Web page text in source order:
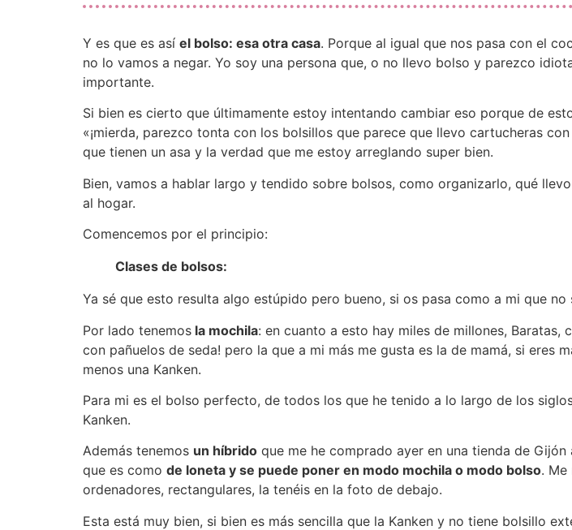
Y es que es así el bolso: esa otra casa. Porque al igual que nos pasa con el
no lo vamos a negar. Yo soy una persona que, o no llevo bolso y parezco
importante.
Si bien es cierto que últimamente estoy intentando cambiar eso porque de
«¡mierda, parezco tonta con los bolsillos que parece que llevo cartucheras
que tienen un asa y la verdad que me estoy arreglando super bien.
Bien, vamos a hablar largo y tendido sobre bolsos, como organizarlo, qué
al hogar.
Comencemos por el principio:
Clases de bolsos:
Ya sé que esto resulta algo estúpido pero bueno, si os pasa como a mi que
Por lado tenemos la mochila: en cuanto a esto hay miles de millones, Baratas,
con pañuelos de seda! pero la que a mi más me gusta es la de mamá, si eres
menos una Kanken.
Para mi es el bolso perfecto, de todos los que he tenido a lo largo de los
Kanken.
Además tenemos un híbrido que me he comprado ayer en una tienda de
que es como de loneta y se puede poner en modo mochila o modo bolso. Me
ordenadores, rectangulares, la tenéis en la foto de debajo.
Esta está muy bien, si bien es más sencilla que la Kanken y no tiene bolsillo